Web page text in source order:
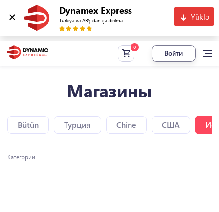
Dynamex Express
Türkiyə və ABŞ-dan çatdırılma Yüklə
Войти
Магазины
Bütün Турция Chine США
Категории